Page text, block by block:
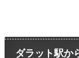
ダラット駅か